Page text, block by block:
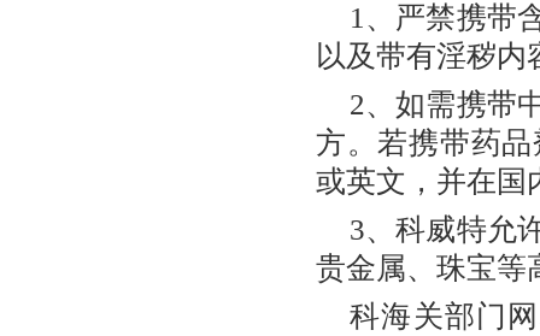
1、严禁携带
以及带有淫秽
2、如需携带
方。若携带药
或英文，并在国
3、科威特允
贵金属、珠宝等
科海关部门网